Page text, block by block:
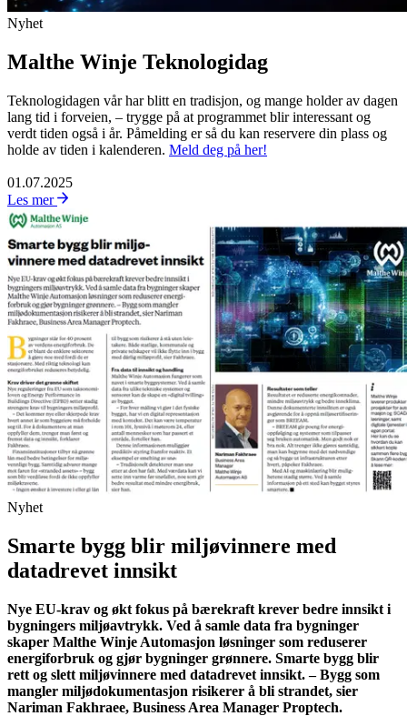
Nyhet
Malthe Winje Teknologidag
Teknologidagen vår har blitt en tradisjon, og mange holder av dagen
lang tid i forveien, – trygge på at programmet blir interessant og
verdt tiden også i år. Påmelding er så du kan reservere din plass og
holde av tiden i kalenderen. Meld deg på her!
01.07.2025
Les mer
Nyhet
Smarte bygg blir miljøvinnere med
datadrevet innsikt
Nye EU-krav og økt fokus på bærekraft krever bedre innsikt i
bygningers miljøavtrykk. Ved å samle data fra bygninger
skaper Malthe Winje Automasjon løsninger som reduserer
energiforbruk og gjør bygninger grønnere. Smarte bygg blir
rett og slett miljøvinnere med datadrevet innsikt. – Bygg som
mangler miljødokumentasjon risikerer å bli strandet, sier
Nariman Fakhraee, Business Area Manager Proptech.